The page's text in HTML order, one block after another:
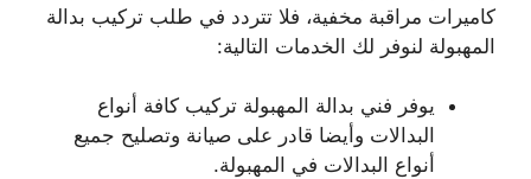
كاميرات مراقبة مخفية، فلا تتردد في طلب تركيب بدالة
المهبولة لنوفر لك الخدمات التالية:
يوفر فني بدالة المهبولة تركيب كافة أنواع
البدالات وأيضا قادر على صيانة وتصليح جميع
أنواع البدالات في المهبولة.